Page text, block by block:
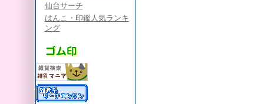
仙台サーチ
はんこ・印鑑人気ランキ
ング